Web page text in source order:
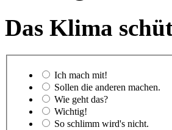
Das Klima
Ich mach mit!
Sollen die anderen machen.
Wie geht das?
Wichtig!
So schlimm wird's nicht.